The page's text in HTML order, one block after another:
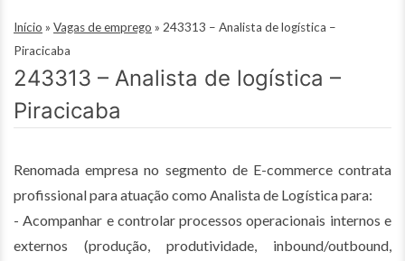
Empregos
Início » Vagas de emprego » 243313 – Analista de logística –
Piracicaba
243313 – Analista de logística –
Piracicaba
Renomada empresa no segmento de E-commerce contrata
profissional para atuação como Analista de Logística para:
- Acompanhar e controlar processos operacionais internos e
externos (produção, produtividade, inbound/outbound,